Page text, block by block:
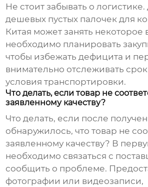
Не стоит забывать о логистике.
дешевых пустых палочек для
Китая может занять некоторое
необходимо планировать
чтобы избежать дефицита и
внимательно отслеживать
условия транспортировки.
Что делать, если товар не
заявленному качеству?
Что делать, если после
обнаружилось, что товар не
заявленному качеству? В
необходимо связаться с
сообщить о проблеме.
фотографии или видеозаписи,